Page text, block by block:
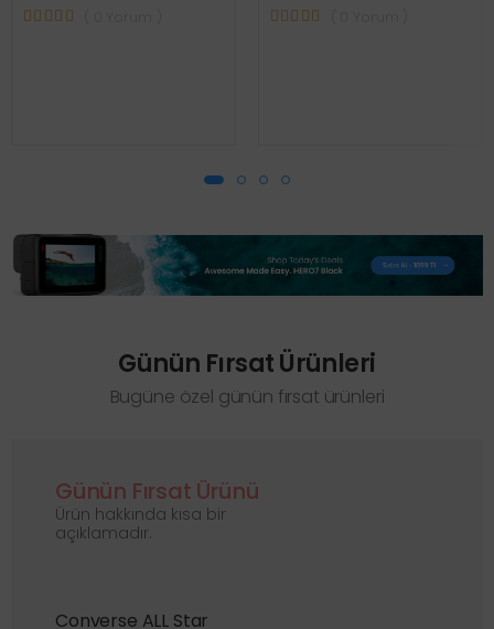
Günün Fırsat Ürünleri
Bugüne özel günün fırsat ürünleri
Günün Fırsat Ürünü
Ürün hakkında kısa bir
açıklamadır.
Converse ALL Star